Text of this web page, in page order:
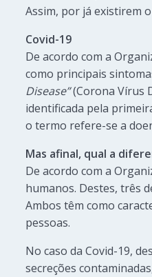
Assim, por já existirem
Covid-19
De acordo com a
como principais
Disease”(Corona Vírus
identificada pela
o termo refere-se a
Mas afinal, qual a
De acordo com a
humanos. Destes, três
Ambos têm como
pessoas.
No caso da Covid-19,
secreções